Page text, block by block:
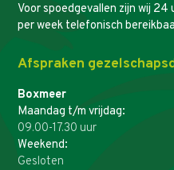
Voor spoedgevallen zijn wij 24
per week telefonisch
Afspraken
Boxmeer
Maandag t/m vrijdag:
09.00-17.30 uur
Weekend:
Gesloten